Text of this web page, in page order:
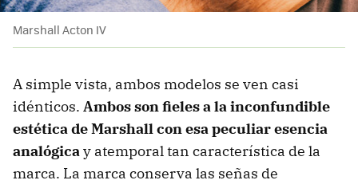
Marshall Acton IV
A simple vista, ambos modelos se ven casi
idénticos. Ambos son fieles a la inconfundible
estética de Marshall con esa peculiar esencia
analógicay atemporal tan característica de la
marca. La marca conserva las señas de